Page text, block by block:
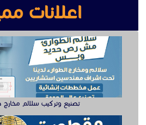
اعلانات
تصنيع وتركيب سلالم مخارج